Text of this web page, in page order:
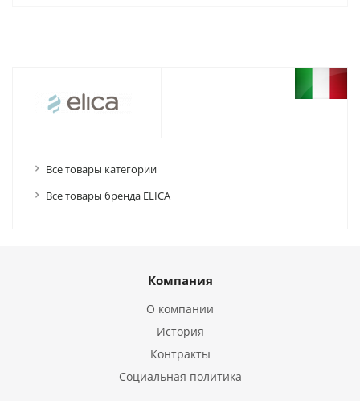
Все товары категории
Все товары бренда ELICA
Компания
О компании
История
Контракты
Социальная политика